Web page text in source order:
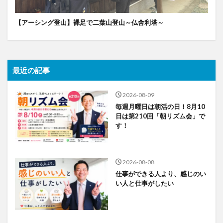
【アーシング登山】裸足で二葉山登山～仏舎利塔～
最近の記事
2026-08-09
毎週月曜日は朝活の日！8月10
日は第210回「朝リズム会」で
す！
2026-08-08
仕事ができる人より、感じのい
い人と仕事がしたい